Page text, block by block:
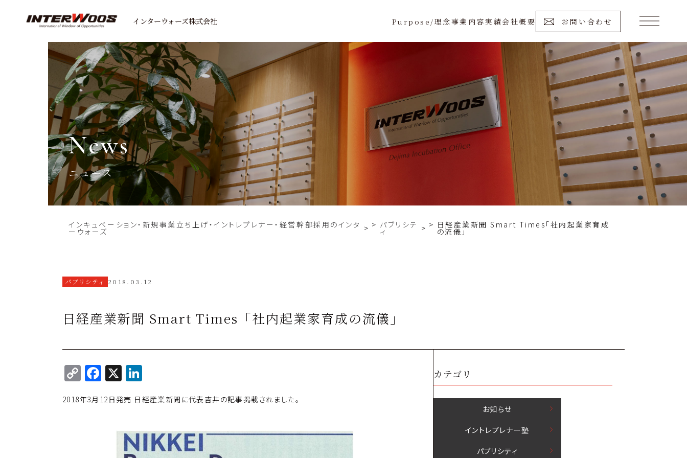
インターウォーズ株式会社 Purpose/理念事業内容実績会社概要 お問い合わせ
news
ニュース
インキュベーション・新規事業立ち上げ・イントレプレナー・経営幹部採用のインタ
ーウォーズ > パブリシテ
ィ > 日経産業新聞 Smart Times「社内起業家育成
の流儀」
パブリシティ 2018.03.12
日経産業新聞 Smart Times「社内起業家育成の流儀」
C
o
p
F
c
X
n
k
dI
2018年3月12日発売 日経産業新聞に代表吉井の記事掲載されました。
カテゴリ
お知らせ
イントレプレナー塾
パブリシティ